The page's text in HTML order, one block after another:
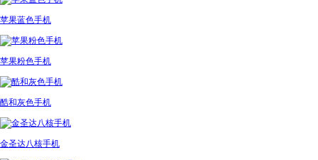
苹果蓝色手机
苹果粉色手机
酷和灰色手机
金圣达八核手机